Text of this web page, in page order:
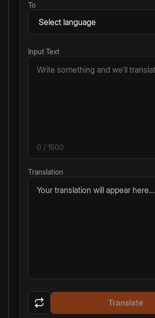
To
Input Text
0 / 1500
Translation
Your translation will appear here...
Translate